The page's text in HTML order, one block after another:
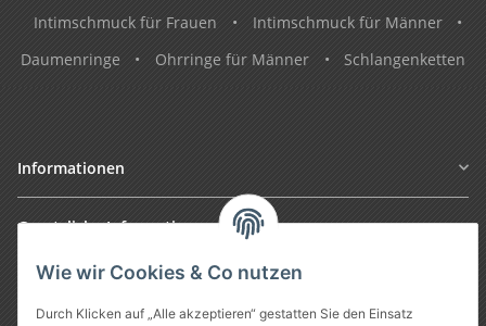
Wie wir Cookies & Co nutzen
Durch Klicken auf „Alle akzeptieren“ gestatten Sie den Einsatz
Intimschmuck für Frauen
• Intimschmuck für Männer
•
Daumenringe
• Ohrringe für Männer • Schlangenketten
Informationen
Gesetzliche Informationen